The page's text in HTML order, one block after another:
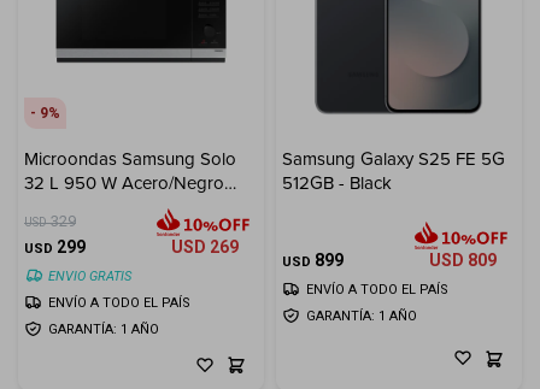
9
Microondas Samsung Solo
32 L 950 W Acero/Negro
USD 329
USD 299 USD 269
ENVIO GRATIS
GARANTÍA: 1 AÑO
ENVÍO A TODO EL PAÍS
Samsung Galaxy S25 FE 5G
512GB - Black
USD 899 USD 809
GARANTÍA: 1 AÑO
ENVÍO A TODO EL PAÍS